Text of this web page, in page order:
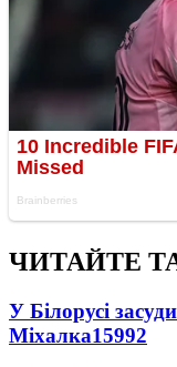
ЧИТАЙТЕ
У Білорусі
Міхалка15992